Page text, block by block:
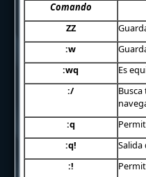
Comando
ZZ
:w
:wq
Es
:/
:q
:q!
:!